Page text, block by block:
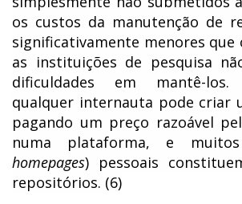
os custos da manutenção de
significativamente menores que
as instituições de pesquisa
dificuldades em mantê-
qualquer internauta pode criar
pagando um preço razoável
numa plataforma, e
homepages) pessoais
repositórios. (6)